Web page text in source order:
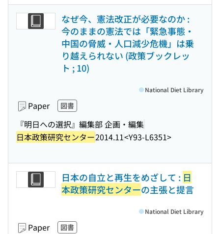
なぜ今、憲法改正が必要なのか :
今のままの憲法では「緊急事態・
中国の脅威・人口減少危機」は乗
り越えられない (政策ブックレッ
ト ; 10)
Paper 図書
『明日への選択』編集部 企画・編集
日本政策研究センター2014.11<Y93-L6351>
National Diet Library
日本の自立と再生をめざして : 日
本政策研究センターの主張と提言
Paper 図書
National Diet Library